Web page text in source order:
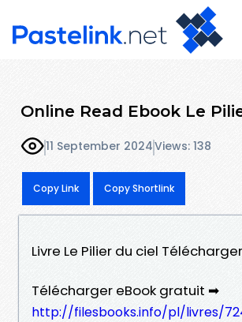
Online Read Ebook Le
11 September 2024Views: 138
Copy Link Copy Shortlink
Livre Le Pilier du ciel
Télécharger eBook gratuit ➡
http://filesbooks.info/pl/livres/